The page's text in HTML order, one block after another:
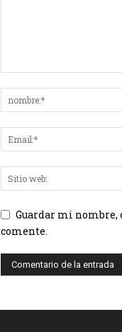
Guardar mi nombre,
comente.